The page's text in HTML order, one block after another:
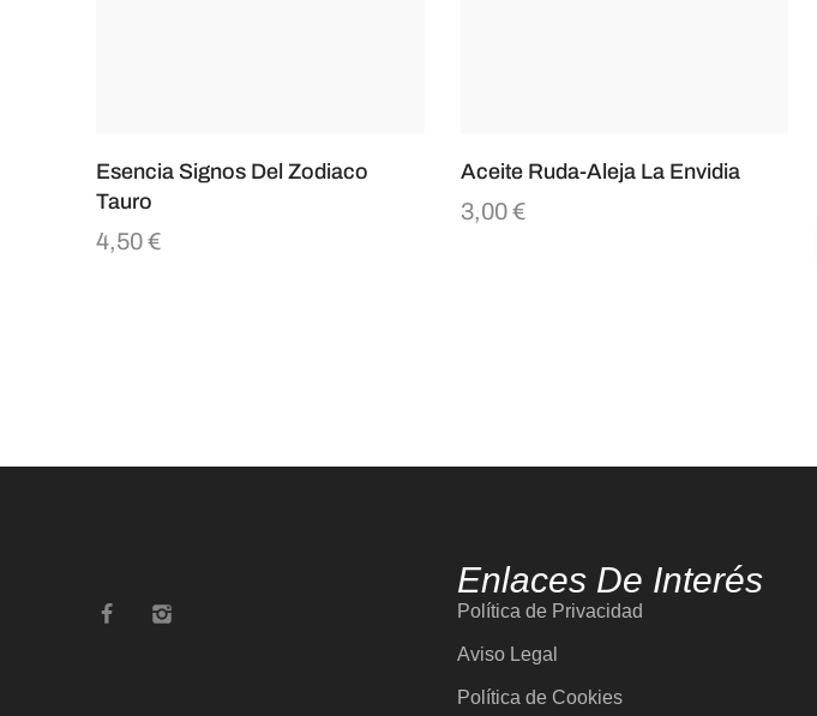
Esencia Signos Del Zodiaco
Tauro
4,50€
Aceite Ruda-Aleja La Envidia
3,00€
Enlaces De Interés
Política de Privacidad
Aviso Legal
Política de Cookies